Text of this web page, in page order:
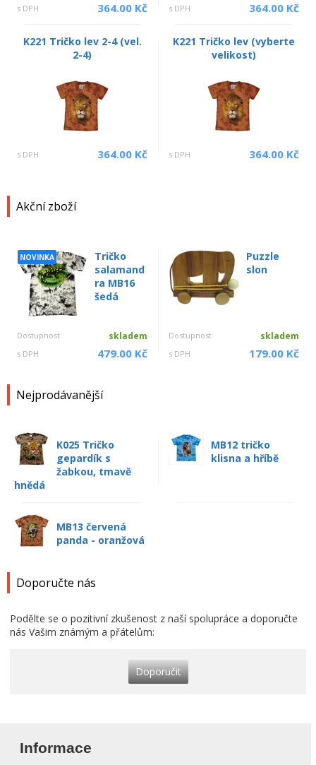
Akční zboží
NOVINKA
Tričko
salamand
ra MB16
šedá
Dostupnost skladem
s DPH 479.00 Kč
Puzzle
slon
Dostupnost skladem
s DPH 179.00 Kč
Nejprodávanější
K025 Tričko
gepardík s
žabkou, tmavě
hnědá
MB12 tričko
klisna a hříbě
MB13 červená
panda - oranžová
Doporučte nás
Podělte se o pozitivní zkušenost z naší spolupráce a doporučte
nás Vašim známým a přátelům:
Doporučit
s DPH 364.00 Kč s DPH 364.00 Kč
K221 Tričko lev 2-4 (vel.
2-4)
s DPH 364.00 Kč
K221 Tričko lev (vyberte
velikost)
s DPH 364.00 Kč
Informace